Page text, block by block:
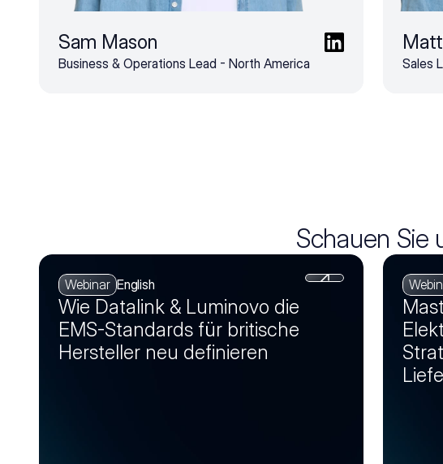
Sam Mason
Business & Operations Lead - North America Sales
Schauen Sie
Webinar English
Wie Datalink & Luminovo die
EMS-Standards für britische
Hersteller neu definieren